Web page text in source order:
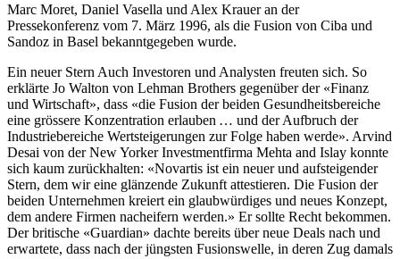
Marc Moret, Daniel Vasella und Alex Krauer an der
Pressekonferenz vom 7. März 1996, als die Fusion von Ciba und
Sandoz in Basel bekanntgegeben wurde.
Ein neuer Stern Auch Investoren und Analysten freuten sich. So
erklärte Jo Walton von Lehman Brothers gegenüber der «Finanz
und Wirtschaft», dass «die Fusion der beiden Gesundheitsbereiche
eine grössere Konzentration erlauben … und der Aufbruch der
Industriebereiche Wertsteigerungen zur Folge haben werde». Arvind
Desai von der New Yorker Investmentfirma Mehta and Islay konnte
sich kaum zurückhalten: «Novartis ist ein neuer und aufsteigender
Stern, dem wir eine glänzende Zukunft attestieren. Die Fusion der
beiden Unternehmen kreiert ein glaubwürdiges und neues Konzept,
dem andere Firmen nacheifern werden.» Er sollte Recht bekommen.
Der britische «Guardian» dachte bereits über neue Deals nach und
erwartete, dass nach der jüngsten Fusionswelle, in deren Zug damals